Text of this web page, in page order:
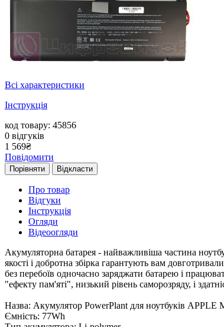
Всі характеристики
Інструкція
код товару: 45856
0 відгуків
1 569₴
Повідомити
Порівняти Відкласти
Про товар
Відгуки
Інструкція
Огляди
Відеоогляди
Акумуляторна батарея - найважливіша частина
якості і добротна збірка гарантують вам
без перебоїв одночасно заряджати батарею і
"ефекту пам'яті", низький рівень саморозряду, і
Назва: Акумулятор PowerPlant для ноутбуків
Ємність: 77Wh